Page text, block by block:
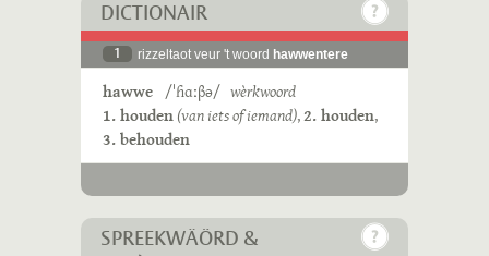
DICTIONAIR
1 rizzeltaot veur 't woord hawwentere
hawwe /ˈɦɑːβə/ wèrkwoord
1. houden(van iets of iemand),2. houden,
3. behouden
SPREEKWÄÖRD &